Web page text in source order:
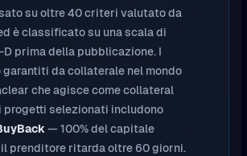
su oltre 40 criteri valutato da
è classificato su una scala di
prima della pubblicazione. I
da collaterale nel mondo
che agisce come collateral
progetti selezionati includono
— 100% del capitale
prenditore ritarda oltre 60 giorni.